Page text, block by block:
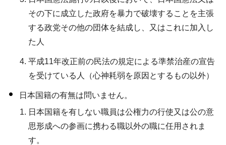
その下に成立した政府を暴力で破壊することを主張
する政党その他の団体を結成し、又はこれに加入し
た人
平成11年改正前の民法の規定による準禁治産の宣告
を受けている人（心神耗弱を原因とするもの以外）
日本国籍の有無は問いません。
日本国籍を有しない職員は公権力の行使又は公の意
思形成への参画に携わる職以外の職に任用されま
す。